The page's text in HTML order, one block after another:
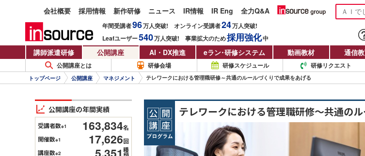
会社概要 採用情報 新作研修 ニュース IR情報 IR Eng 全力Q&A
年間受講者96万人突破! オンライン受講者24万人突破!
Leafユーザー540万人突破! 事業拡大のため採用強化中
講師派遣研修
公開講座 AI・DX推進 eラン・研修システム 動画教材 通信
公開講座とは 研修会場 研修スケジュール 研修リクエスト
トップページ 公開講座 マネジメント テレワークにおける管理職研修～共通のルールづくりで成果をあげる
テレワークにおける管理職研修～共通の
公開講座の年間実績
受講者数※1 163,834名
開催数※1 17,626回
講座数※2 種